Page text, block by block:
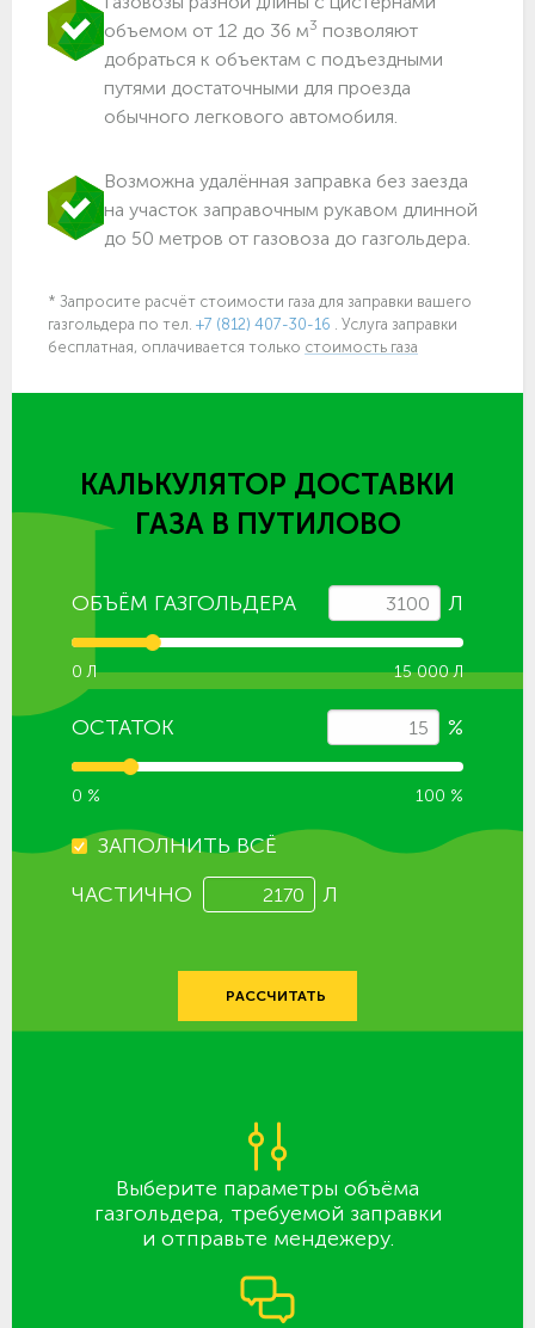
объемом от 12 до 36 м3 позволяют
добраться к объектам c подъездными
путями достаточными для проезда
обычного легкового автомобиля.
Возможна удалённая заправка без заезда
на участок заправочным рукавом длинной
до 50 метров от газовоза до газгольдера.
* Запросите расчёт стоимости газа для заправки вашего
газгольдера по тел. +7 (812) 407-30-16 . Услуга заправки
бесплатная, оплачивается только стоимость газа
КАЛЬКУЛЯТОР ДОСТАВКИ
ГАЗА В ПУТИЛОВО
ОБЪЁМ ГАЗГОЛЬДЕРА Л
0 Л 15 000 Л
ОСТАТОК %
0 % 100 %
ЗАПОЛНИТЬ ВСЁ
ЧАСТИЧНО
Л
РАССЧИТАТЬ
Выберите параметры объёма
газгольдера, требуемой заправки
и отправьте мендежеру.